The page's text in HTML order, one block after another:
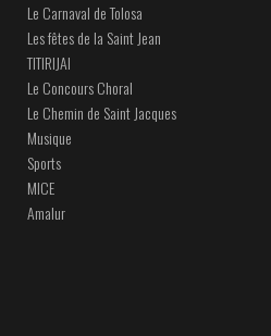
Le Carnaval de Tolosa
Les fêtes de la Saint Jean
TITIRIJAI
Le Concours Choral
Le Chemin de Saint Jacques
Musique
Sports
MICE
Amalur